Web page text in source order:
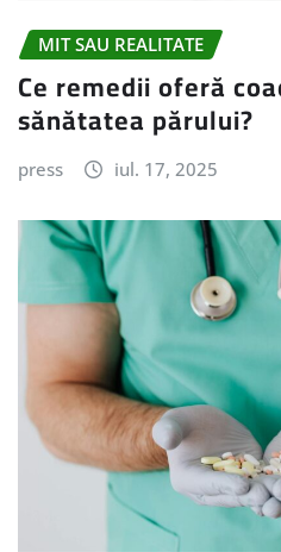
MIT SAU REALITATE
Ce remedii oferă
sănătatea părului?
press iul. 17, 2025